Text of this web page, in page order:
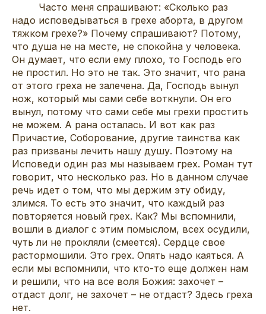
Часто меня спрашивают: «Сколько раз
надо исповедываться в грехе аборта, в другом
тяжком грехе?» Почему спрашивают? Потому,
что душа не на месте, не спокойна у человека.
Он думает, что если ему плохо, то Господь его
не простил. Но это не так. Это значит, что рана
от этого греха не залечена. Да, Господь вынул
нож, который мы сами себе воткнули. Он его
вынул, потому что сами себе мы грехи простить
не можем. А рана осталась. И вот как раз
Причастие, Соборование, другие таинства как
раз призваны лечить нашу душу. Поэтому на
Исповеди один раз мы называем грех. Роман тут
говорит, что несколько раз. Но в данном случае
речь идет о том, что мы держим эту обиду,
злимся. То есть это значит, что каждый раз
повторяется новый грех. Как? Мы вспомнили,
вошли в диалог с этим помыслом, всех осудили,
чуть ли не прокляли (смеется). Сердце свое
растормошили. Это грех. Опять надо каяться. А
если мы вспомнили, что кто-то еще должен нам
и решили, что на все воля Божия: захочет –
отдаст долг, не захочет – не отдаст? Здесь греха
нет.